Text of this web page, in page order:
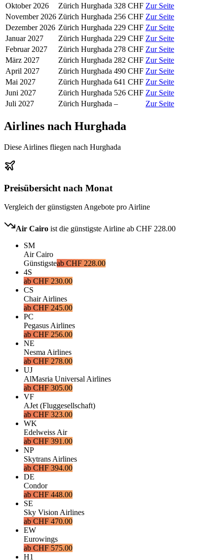
Oktober 2026
Zürich Hurghada 328 CHF Zur Seite
November 2026 Zürich Hurghada 256 CHF Zur Seite
Dezember 2026 Zürich Hurghada 229 CHF Zur Seite
Januar 2027
Zürich Hurghada 229 CHF Zur Seite
Februar 2027
Zürich Hurghada 278 CHF Zur Seite
März 2027
Zürich Hurghada 282 CHF Zur Seite
April 2027
Zürich Hurghada 490 CHF Zur Seite
Mai 2027
Zürich Hurghada 641 CHF Zur Seite
Juni 2027
Zürich Hurghada 526 CHF Zur Seite
Juli 2027
Zürich Hurghada – Zur Seite
Airlines nach Hurghada
Diese Airlines fliegen nach Hurghada
Preisübersicht nach Monat
Vergleich der günstigsten Angebote pro Airline
Air Cairo ist die günstigste Airline ab CHF 228.00
SM
Air Cairo
Günstigsteab CHF 228.00
4S
ab CHF 230.00
CS
Chair Airlines
ab CHF 245.00
PC
Pegasus Airlines
ab CHF 256.00
NE
Nesma Airlines
ab CHF 278.00
UJ
AlMasria Universal Airlines
ab CHF 305.00
VF
AJet (Fluggesellschaft)
ab CHF 323.00
WK
Edelweiss Air
ab CHF 391.00
NP
Skytrans Airlines
ab CHF 394.00
DE
Condor
ab CHF 448.00
SE
Sky Vision Airlines
ab CHF 470.00
EW
Eurowings
ab CHF 575.00
H1